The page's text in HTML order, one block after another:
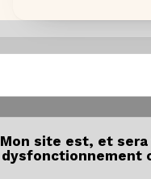
Mon site est, et
dysfonctionnement